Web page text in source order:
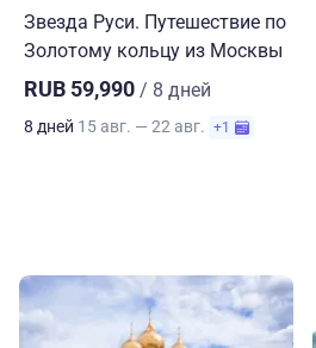
Звезда Руси. Путешествие по
Золотому кольцу из Москвы
RUB 59,990 / 8 дней
8 дней 15 авг. — 22 авг. +1